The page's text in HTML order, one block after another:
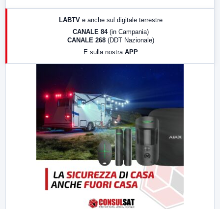
LABTV e anche sul digitale terrestre
CANALE 84 (in Campania)
CANALE 268 (DDT Nazionale)
E sulla nostra APP